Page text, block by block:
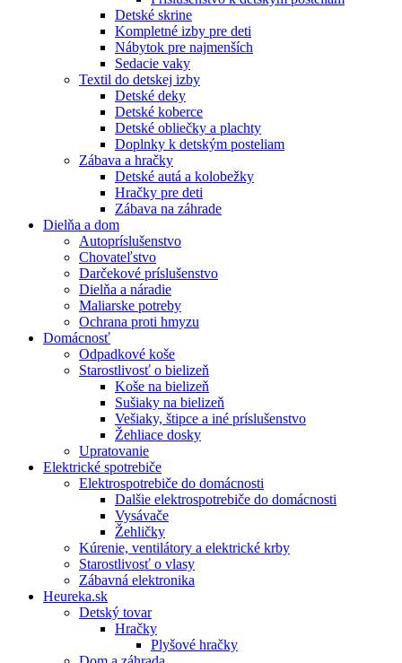
Detské skrine
Kompletné izby pre deti
Nábytok pre najmenších
Sedacie vaky
Textil do detskej izby
Detské deky
Detské koberce
Detské obliečky a plachty
Doplnky k detským posteliam
Zábava a hračky
Detské autá a kolobežky
Hračky pre deti
Zábava na záhrade
Dielňa a dom
Autopríslušenstvo
Chovateľstvo
Darčekové príslušenstvo
Dielňa a náradie
Maliarske potreby
Ochrana proti hmyzu
Domácnosť
Odpadkové koše
Starostlivosť o bielizeň
Koše na bielizeň
Sušiaky na bielizeň
Vešiaky, štipce a iné príslušenstvo
Žehliace dosky
Upratovanie
Elektrické spotrebiče
Elektrospotrebiče do domácnosti
Dalšie elektrospotrebiče do domácnosti
Vysávače
Žehličky
Kúrenie, ventilátory a elektrické krby
Starostlivosť o vlasy
Zábavná elektronika
Heureka.sk
Detský tovar
Hračky
Plyšové hračky